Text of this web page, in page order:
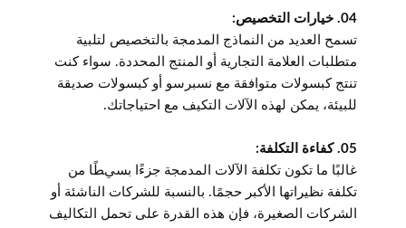
04. خيارات التخصيص:
تسمح العديد من النماذج المدمجة بالتخصيص لتلبية
متطلبات العلامة التجارية أو المنتج المحددة. سواء كنت
تنتج كبسولات متوافقة مع نسبرسو أو كبسولات صديقة
للبيئة، يمكن لهذه الآلات التكيف مع احتياجاتك.
05. كفاءة التكلفة:
غالبًا ما تكون تكلفة الآلات المدمجة جزءًا بسيطًا من
تكلفة نظيراتها الأكبر حجمًا. بالنسبة للشركات الناشئة أو
الشركات الصغيرة، فإن هذه القدرة على تحمل التكاليف